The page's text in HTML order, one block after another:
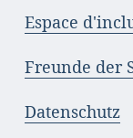
Espace
Freunde der
Datenschutz